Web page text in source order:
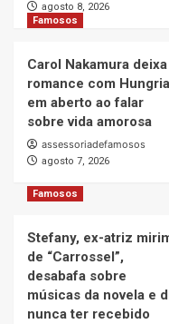
agosto 8, 2026
Famosos
Carol Nakamura deixa
romance com Hungria
em aberto ao falar
sobre vida amorosa
assessoriadefamosos
agosto 7, 2026
Famosos
Stefany, ex-atriz
de “Carrossel”,
desabafa sobre
músicas da novela e
nunca ter recebido